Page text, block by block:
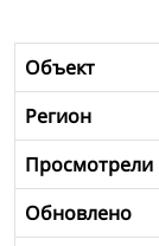
Объект
Регион
Просмотрели
Обновлено